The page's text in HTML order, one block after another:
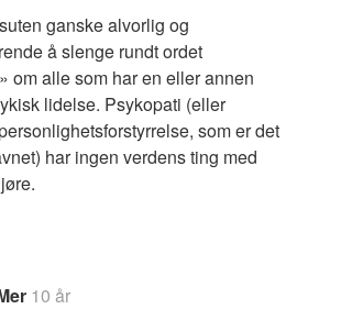
ganske alvorlig og
å slenge rundt ordet
om alle som har en eller annen
lidelse. Psykopati (eller
som er det
har ingen verdens ting med
10 år